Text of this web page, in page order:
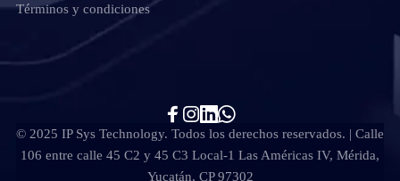
Términos y condiciones
© 2025 IP Sys Technology. Todos los derechos reservados. | Calle
106 entre calle 45 C2 y 45 C3 Local-1 Las Américas IV, Mérida,
Yucatán, CP 97302